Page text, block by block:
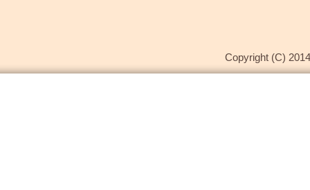
Copyright (C)